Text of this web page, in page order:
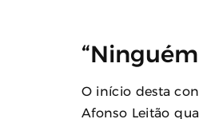
O início desta
Afonso Leitão